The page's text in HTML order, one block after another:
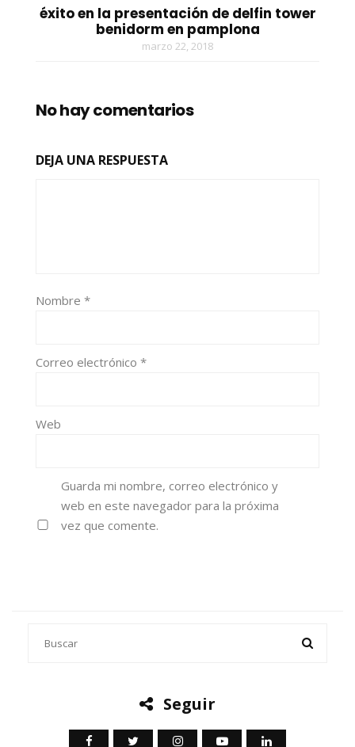
éxito en la presentación de delfin tower
benidorm en pamplona
marzo 22, 2018
No hay comentarios
DEJA UNA RESPUESTA
Nombre *
Correo electrónico *
Web
Guarda mi nombre, correo electrónico y
web en este navegador para la próxima
vez que comente.
Seguir